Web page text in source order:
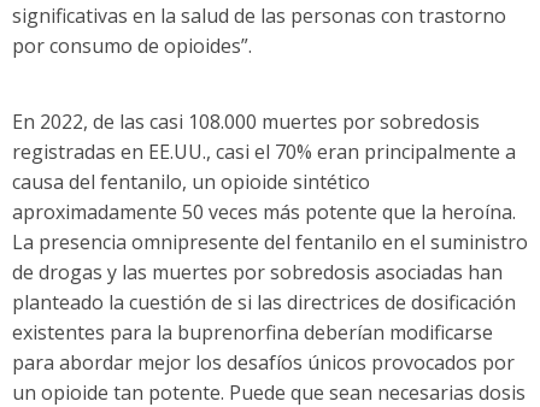
significativas en la salud de las personas con trastorno
por consumo de opioides”.
En 2022, de las casi 108.000 muertes por sobredosis
registradas en EE.UU., casi el 70% eran principalmente a
causa del fentanilo, un opioide sintético
aproximadamente 50 veces más potente que la heroína.
La presencia omnipresente del fentanilo en el suministro
de drogas y las muertes por sobredosis asociadas han
planteado la cuestión de si las directrices de dosificación
existentes para la buprenorfina deberían modificarse
para abordar mejor los desafíos únicos provocados por
un opioide tan potente. Puede que sean necesarias dosis